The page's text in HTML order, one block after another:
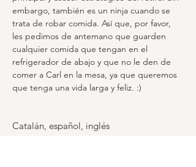
embargo, también es un ninja cuando se
trata de robar comida. Así que, por favor,
les pedimos de antemano que guarden
cualquier comida que tengan en el
refrigerador de abajo y que no le den de
comer a Carl en la mesa, ya que queremos
que tenga una vida larga y feliz. :)
Catalán, español, inglés